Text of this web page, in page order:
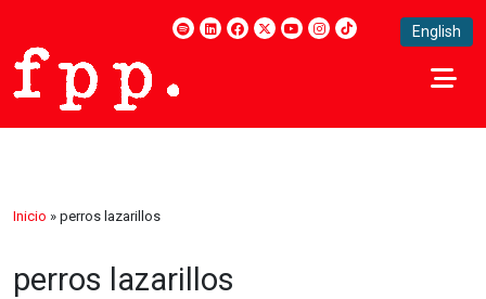
English
Inicio » perros lazarillos
perros lazarillos